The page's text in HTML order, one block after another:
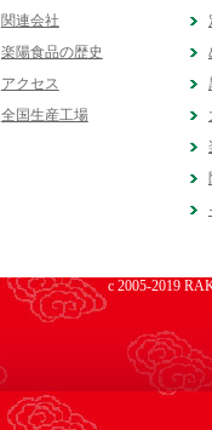
関連会社
楽陽食品の歴史
アクセス
全国生産工場
c 2005-2019